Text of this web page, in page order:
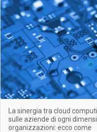
La sinergia tra cloud
sulle aziende di ogni
organizzazioni: ecco come